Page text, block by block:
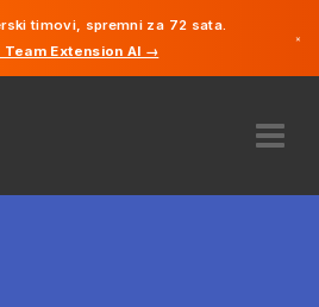
timovi, spremni za 72 sata.
Team Extension AI →
×